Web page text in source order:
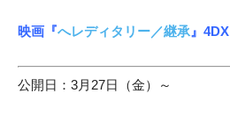
映画『へレディタリー／継承 』
公開日：3月27日（金）～